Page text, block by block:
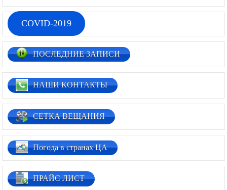
COVID-2019
ПОСЛЕДНИЕ ЗАПИСИ
НАШИ КОНТАКТЫ
СЕТКА ВЕЩАНИЯ
Погода в странах ЦА
ПРАЙС ЛИСТ